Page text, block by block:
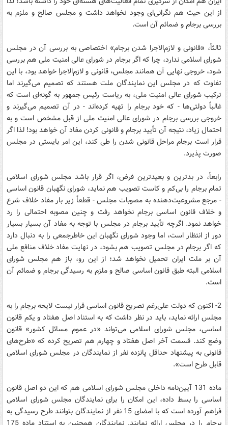
از این حیث هم نگرانی‌ای وجود نخواهد داشت و مجلس صالح و ملزم به
بررسی برجام و ضمائم آن است.
ثالثاً، «قانونی و لازم‌الاجرا شدن برجام» اختصاصی به بررسی آن در مجلس
شورای اسلامی ندارد، چرا که اگر برجام در شورای عالی امنیت ملی هم بررسی
شود، خروجی نهایی آن همانند مجلس، قانونی و لازم‌الاجرا خواهد بود، با این
تفاوت که در مجلس این نمایندگان ملت هستند که تصمیم می‌گیرند اما
ترکیب شورای عالی امنیت ملی، به ریاست رئیس جمهور به گونه‌ای است که
غالباً دولتی‌ها - که خود برجام را تهیه کرده‌اند - در آن تصمیم می‌گیرند و
خروجی بررسی برجام در شورای عالی امنیت ملی از قبل مشخص است و به
احتمال زیاد، نتیجه آن تأیید برجام و قانونی کردن مفاد آن خواهد بود! لذا اگر
قرار است برجام مراحل قانونی شدن را طی کند، این امر بایستی در مجلس
صورت پذیرد.
رابعاً، در بدترین و بعیدترین فرض، اگر قرار باشد مجلس شورای اسلامی
تمام برجام را بی‌کم و کاست تصویب هم نماید، شورای نگهبان قانون اساسی
- مرجع مشروعیت‌دهنده به مصوبات مجلس - قطعاً زیر بار مفاد خلاف شرع
و خلاف قانون اساسی برجام نخواهد رفت و چنین مصوبه احتمالی را رد
خواهد نمود. اگرچه تأیید برجام در مجلس با توجه به مفاد آن بسیار بسیار
دور از انتظار است، اما وجود شورای نگهبان این خاطرجمعی را به دنبال دارد
که اگر برجام در مجلس تصویب هم بشود، در نهایت مفاد خلاف منافع ملی
آن بر ملت ایران تحمیل نخواهد شد؛ از این رو، باز هم مجلس شورای
اسلامی البته طبق قانون اساسی صالح و ملزم به رسیدگی برجام و ضمائم آن
است.
2- اکنون که دولت علی‌رغم تصریح قانون اساسی قرار نیست لایحه برجام را به
مجلس ارائه نماید، باید در نظر داشت که به استناد اصل هفتاد و یکم قانون
اساسی، مجلس شورای اسلامی می‌تواند «در عموم مسائل کشور» قانون
وضع کند. قسمت آخر اصل هفتاد و چهارم هم تصریح کرده که «طرح‌های
قانونی به پیشنهاد حداقل پانزده نفر از نمایندگان در مجلس شورای اسلامی
قابل طرح است».
ماده 131 آیین‌نامه داخلی مجلس شورای اسلامی هم که این دو اصل قانون
اساسی را بسط داده، این امکان را برای نمایندگان مجلس شورای اسلامی
فراهم آورده است که با امضای 15 نفر از نمایندگان بتوانند طرح رسیدگی به